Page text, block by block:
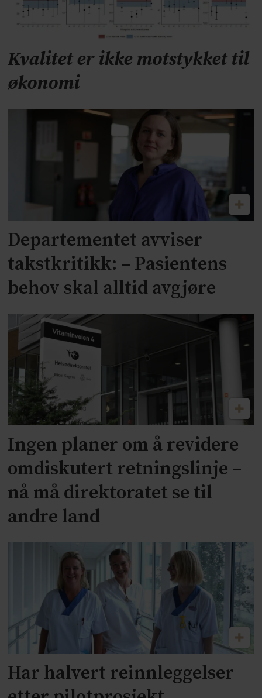
Kvalitet er ikke motstykket til
økonomi
Departementet avviser
takstkritikk: – Pasientens
behov skal alltid avgjøre
Ingen planer om å revidere
omdiskutert retningslinje –
nå må direktoratet se til
andre land
Har halvert reinnleggelser